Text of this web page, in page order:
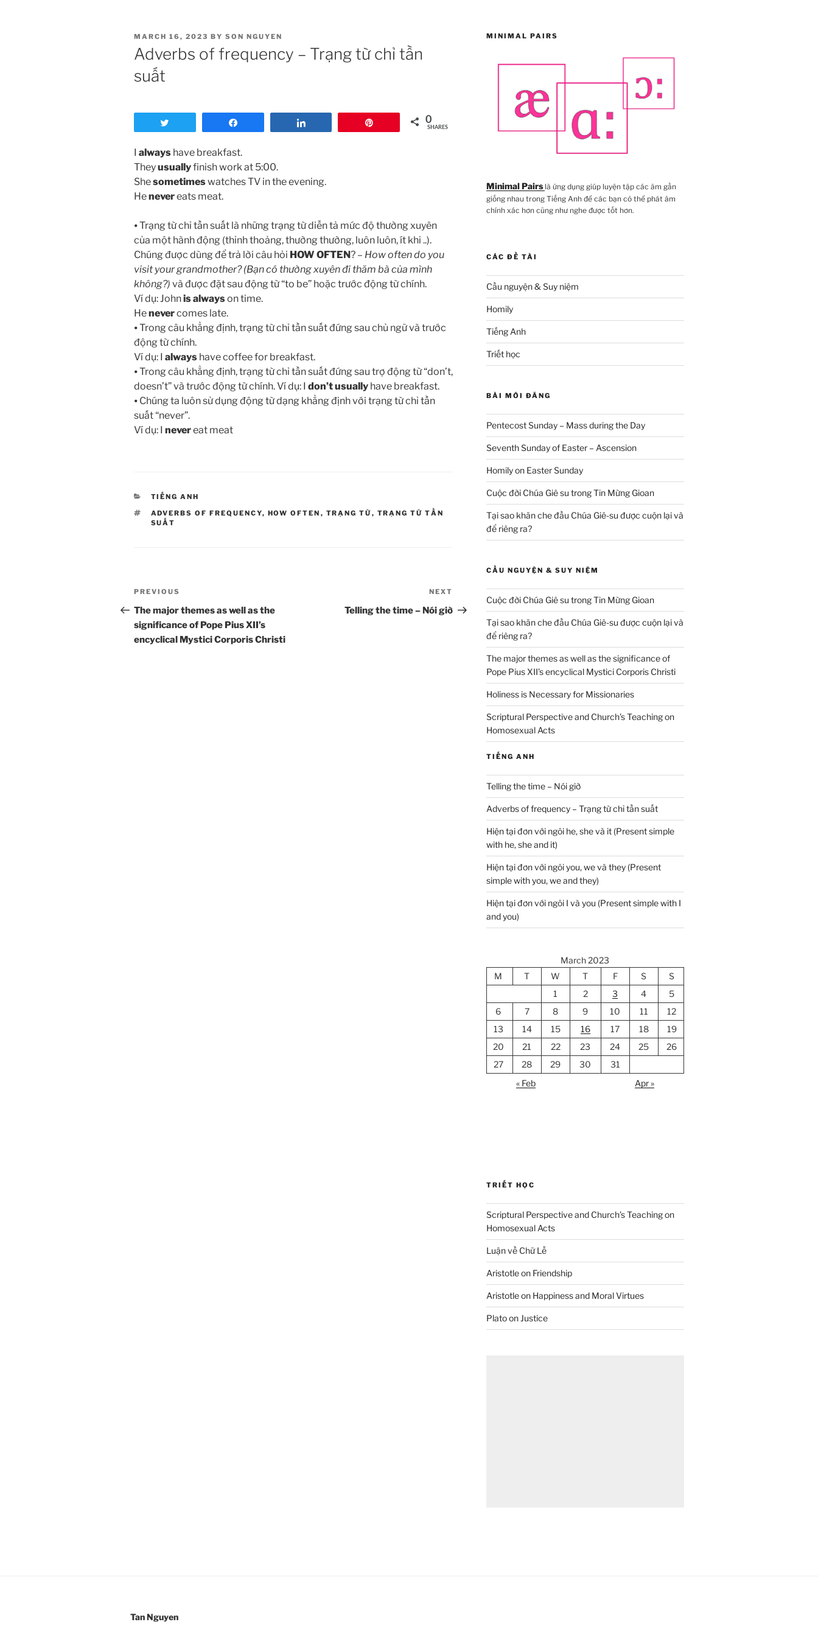
POSTED
ON
MARCH 16, 2023 BY SON NGUYEN
Adverbs of frequency – Trạng từ chỉ tần
suất
0
SHARES
I always have breakfast.
Theyusuallyfinish work at 5:00.
Shesometimeswatches TV in the evening.
Henevereats meat.
⦁ Trạng từ chỉ tần suất là những trạng từ diễn tả mức độ thường xuyên
của một hành động (thỉnh thoảng, thường thường, luôn luôn, ít khi ..).
Chúng được dùng để trả lời câu hỏi HOW OFTEN? – How often do you
visit your grandmother? (Bạn có thường xuyên đi thăm bà của mình
không?) và được đặt sau động từ “to be” hoặc trước động từ chính.
Ví dụ: Johnis alwayson time.
Henevercomes late.
⦁ Trong câu khẳng định, trạng từ chỉ tần suất đứng sau chủ ngữ và trước
động từ chính.
Ví dụ: I always have coffee for breakfast.
⦁ Trong câu khẳng định, trạng từ chỉ tần suất đứng sau trợ động từ “don’t,
doesn’t” và trước động từ chính. Ví dụ: I don’t usually have breakfast.
⦁ Chúng ta luôn sử dụng động từ dạng khẳng định với trạng từ chỉ tần
suất “never”.
Ví dụ: I nevereat meat
CATEGORIES
TIẾNG ANH
TAGS
ADVERBS OF FREQUENCY, HOW OFTEN , TRẠNG TỪ, TRẠNG TỪ TẦN
SUẤT
Post
navigation
Previous
Post
PREVIOUS
The major themes as well as the
significance of Pope Pius XII’s
encyclical Mystici Corporis Christi
Post
NEXT
Telling the time – Nói giờ
MINIMAL PAIRS
Minimal Pairs là ứng dụng giúp luyện tập các âm gần
giống nhau trong Tiếng Anh để các bạn có thể phát âm
chính xác hơn cũng như nghe được tốt hơn.
CÁC ĐỀ TÀI
Cầu nguyện & Suy niệm
Homily
Tiếng Anh
Triết học
BÀI MỚI ĐĂNG
Pentecost Sunday – Mass during the Day
Seventh Sunday of Easter – Ascension
Homily on Easter Sunday
Cuộc đời Chúa Giê su trong Tin Mừng Gioan
Tại sao khăn che đầu Chúa Giê-su được cuộn lại và
để riêng ra?
CẦU NGUYỆN & SUY NIỆM
Cuộc đời Chúa Giê su trong Tin Mừng Gioan
Tại sao khăn che đầu Chúa Giê-su được cuộn lại và
để riêng ra?
The major themes as well as the significance of
Pope Pius XII’s encyclical Mystici Corporis Christi
Holiness is Necessary for Missionaries
Scriptural Perspective and Church’s Teaching on
Homosexual Acts
TIẾNG ANH
Telling the time – Nói giờ
Adverbs of frequency – Trạng từ chỉ tần suất
Hiện tại đơn với ngôi he, she và it (Present simple
with he, she and it)
Hiện tại đơn với ngôi you, we và they (Present
simple with you, we and they)
Hiện tại đơn với ngôi I và you (Present simple with I
and you)
March 2023
M
T W T F S
S
1
2 3 4
5
6
7 8 9 10 11
12
13
14 15 16 17 18
19
20
21 22 23 24 25
26
27
28 29 30
31
« Feb
Apr »
TRIẾT HỌC
Scriptural Perspective and Church’s Teaching on
Homosexual Acts
Luận về Chữ Lễ
Aristotle on Friendship
Aristotle on Happiness and Moral Virtues
Plato on Justice
Tan Nguyen